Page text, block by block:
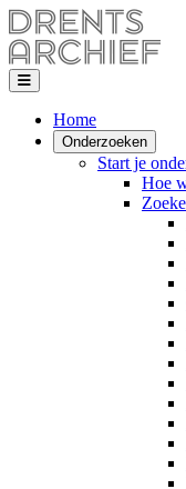
Home
Onderzoeken
Start je
Hoe